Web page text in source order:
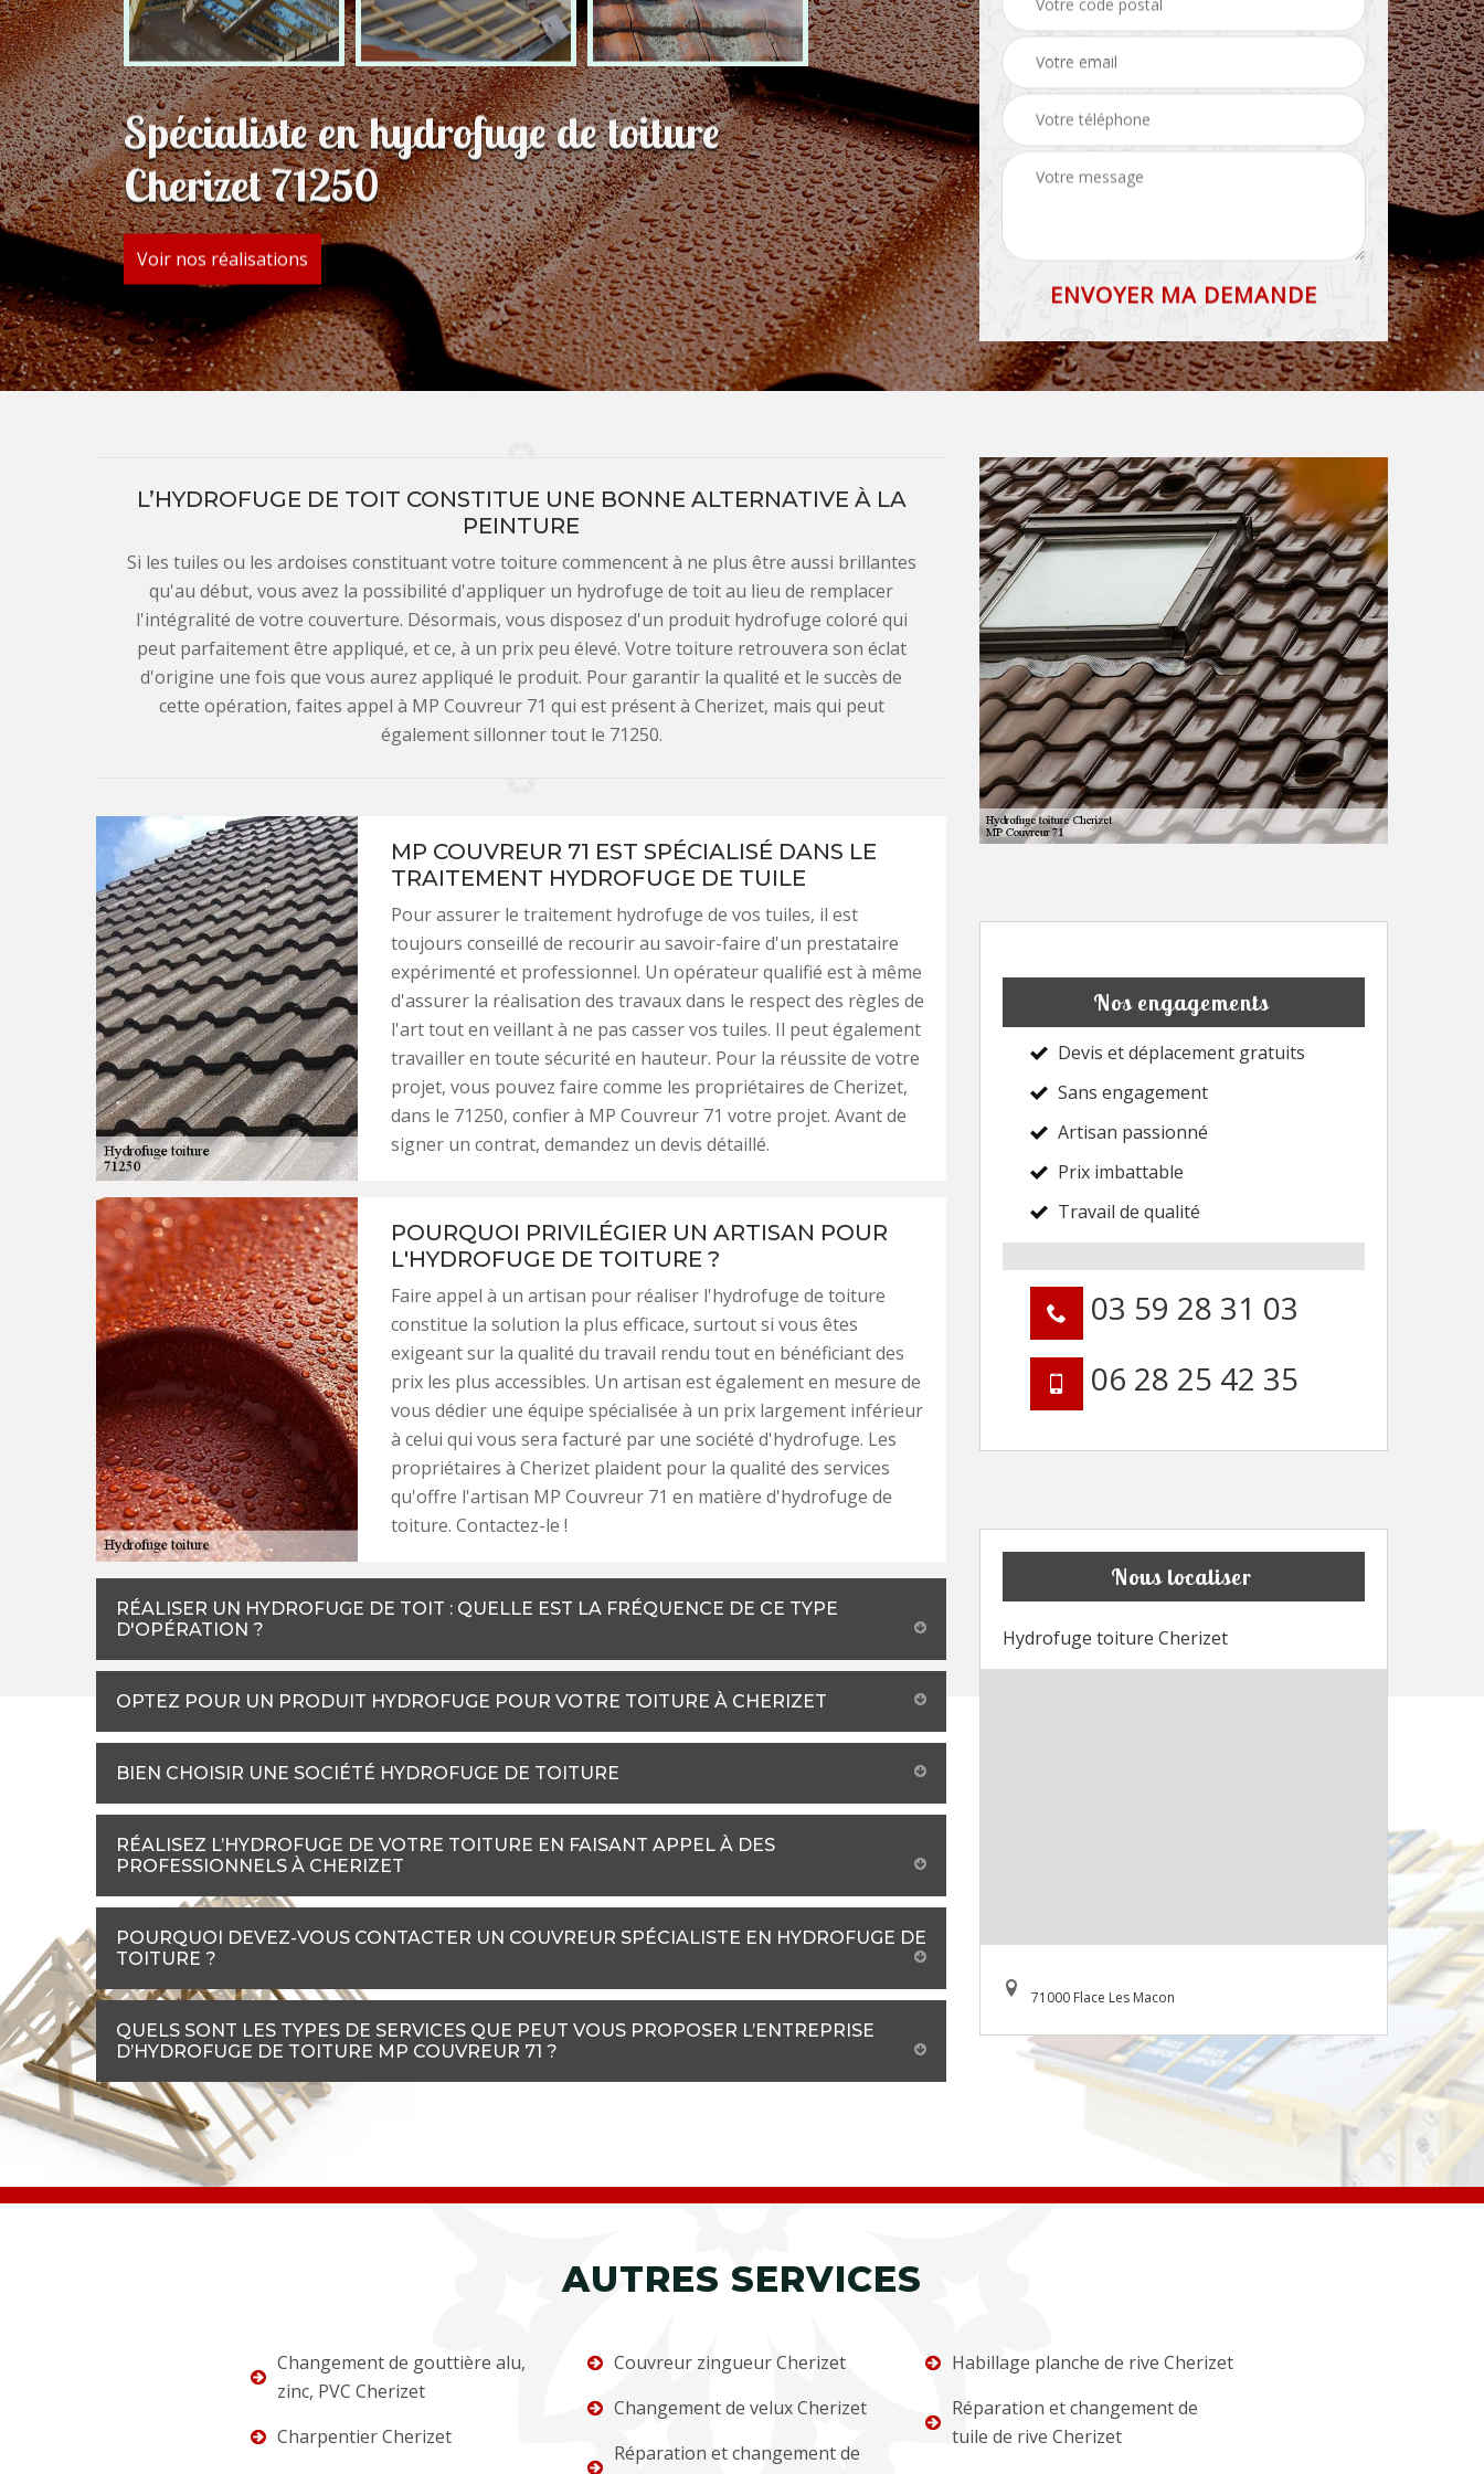
Spécialiste en hydrofuge de toiture
Cherizet 71250
Voir nos réalisations
L’HYDROFUGE DE TOIT CONSTITUE UNE BONNE ALTERNATIVE À LA
PEINTURE
Si les tuiles ou les ardoises constituant votre toiture commencent à ne plus être aussi brillantes
qu'au début, vous avez la possibilité d'appliquer un hydrofuge de toit au lieu de remplacer
l'intégralité de votre couverture. Désormais, vous disposez d'un produit hydrofuge coloré qui
peut parfaitement être appliqué, et ce, à un prix peu élevé. Votre toiture retrouvera son éclat
d'origine une fois que vous aurez appliqué le produit. Pour garantir la qualité et le succès de
cette opération, faites appel à MP Couvreur 71 qui est présent à Cherizet, mais qui peut
également sillonner tout le 71250.
MP COUVREUR 71 EST SPÉCIALISÉ DANS LE
TRAITEMENT HYDROFUGE DE TUILE
Pour assurer le traitement hydrofuge de vos tuiles, il est
toujours conseillé de recourir au savoir-faire d'un prestataire
expérimenté et professionnel. Un opérateur qualifié est à même
d'assurer la réalisation des travaux dans le respect des règles de
l'art tout en veillant à ne pas casser vos tuiles. Il peut également
travailler en toute sécurité en hauteur. Pour la réussite de votre
projet, vous pouvez faire comme les propriétaires de Cherizet,
dans le 71250, confier à MP Couvreur 71 votre projet. Avant de
signer un contrat, demandez un devis détaillé.
POURQUOI PRIVILÉGIER UN ARTISAN POUR
L'HYDROFUGE DE TOITURE ?
Faire appel à un artisan pour réaliser l'hydrofuge de toiture
constitue la solution la plus efficace, surtout si vous êtes
exigeant sur la qualité du travail rendu tout en bénéficiant des
prix les plus accessibles. Un artisan est également en mesure de
vous dédier une équipe spécialisée à un prix largement inférieur
à celui qui vous sera facturé par une société d'hydrofuge. Les
propriétaires à Cherizet plaident pour la qualité des services
qu'offre l'artisan MP Couvreur 71 en matière d'hydrofuge de
toiture. Contactez-le !
RÉALISER UN HYDROFUGE DE TOIT : QUELLE EST LA FRÉQUENCE DE CE TYPE
D'OPÉRATION ?
OPTEZ POUR UN PRODUIT HYDROFUGE POUR VOTRE TOITURE À CHERIZET
BIEN CHOISIR UNE SOCIÉTÉ HYDROFUGE DE TOITURE
RÉALISEZ L’HYDROFUGE DE VOTRE TOITURE EN FAISANT APPEL À DES
PROFESSIONNELS À CHERIZET
POURQUOI DEVEZ-VOUS CONTACTER UN COUVREUR SPÉCIALISTE EN HYDROFUGE DE
TOITURE ?
QUELS SONT LES TYPES DE SERVICES QUE PEUT VOUS PROPOSER L’ENTREPRISE
D’HYDROFUGE DE TOITURE MP COUVREUR 71 ?
Nos engagements
Devis et déplacement gratuits
Sans engagement
Artisan passionné
Prix imbattable
Travail de qualité
03 59 28 31 03
06 28 25 42 35
Nous localiser
Hydrofuge toiture Cherizet
71000 Flace Les Macon
AUTRES SERVICES
Changement de gouttière alu,
zinc, PVC Cherizet
Charpentier Cherizet
Couvreur zingueur Cherizet
Changement de velux Cherizet
Réparation et changement de
Habillage planche de rive Cherizet
Réparation et changement de
tuile de rive Cherizet